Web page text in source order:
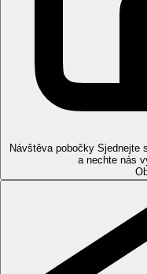
Návštěva pobočky Sjednejte
a nechte nás